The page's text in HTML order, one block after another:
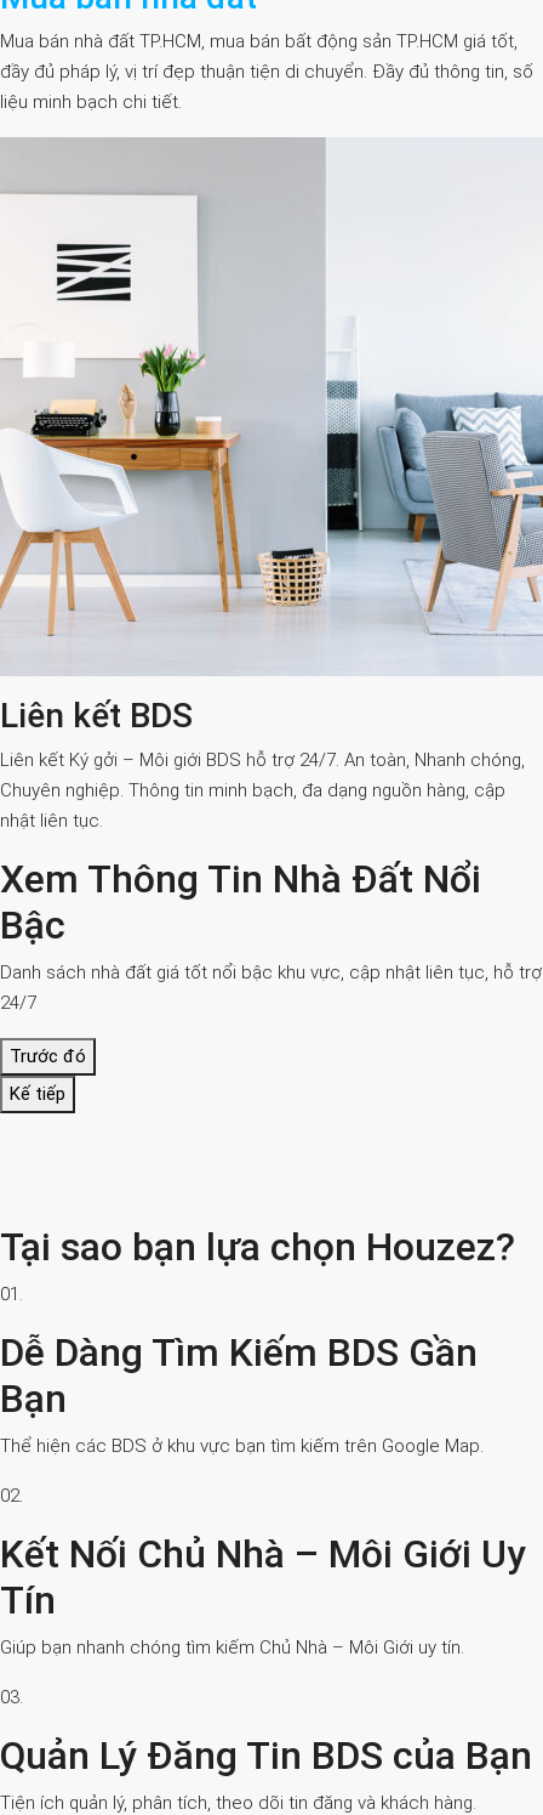
Mua bán nhà đất TP.HCM, mua bán bất động sản TP.HCM giá tốt,
đầy đủ pháp lý, vị trí đẹp thuận tiện di chuyển. Đầy đủ thông tin, số
liệu minh bạch chi tiết.
Liên kết BDS
Liên kết Ký gởi – Môi giới BDS hỗ trợ 24/7. An toàn, Nhanh chóng,
Chuyên nghiệp. Thông tin minh bạch, đa dạng nguồn hàng, cập
nhật liên tục.
Xem Thông Tin Nhà Đất Nổi
Bậc
Danh sách nhà đất giá tốt nổi bậc khu vực, cập nhật liên tục, hỗ trợ
24/7
Trước đó
Kế tiếp
Tại sao bạn lựa chọn Houzez?
01.
Dễ Dàng Tìm Kiếm BDS Gần
Bạn
Thể hiện các BDS ở khu vực bạn tìm kiếm trên Google Map.
02.
Kết Nối Chủ Nhà – Môi Giới Uy
Tín
Giúp bạn nhanh chóng tìm kiếm Chủ Nhà – Môi Giới uy tín.
03.
Quản Lý Đăng Tin BDS của Bạn
Tiện ích quản lý, phân tích, theo dõi tin đăng và khách hàng.